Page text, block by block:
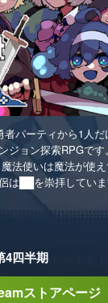
者パーティから1人
ジョン探索RPGで
法使いは魔法が使
は██を崇拝してい
4四半期
ストアページ